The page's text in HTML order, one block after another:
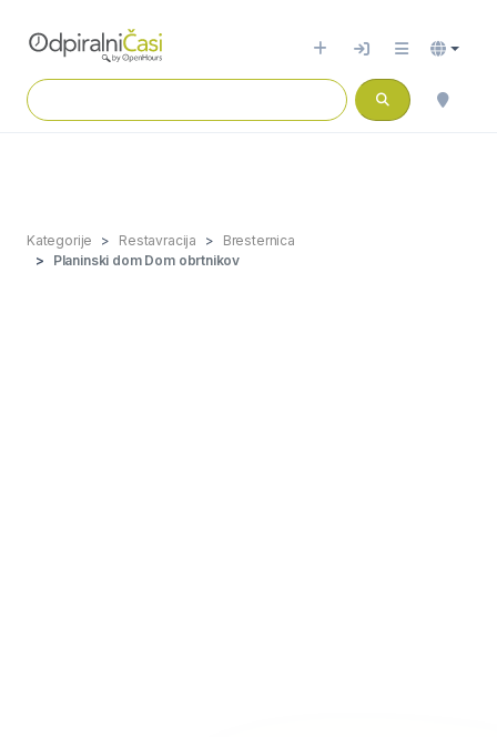
Kategorije Restavracija
Bresternica
Planinski dom Dom obrtnikov